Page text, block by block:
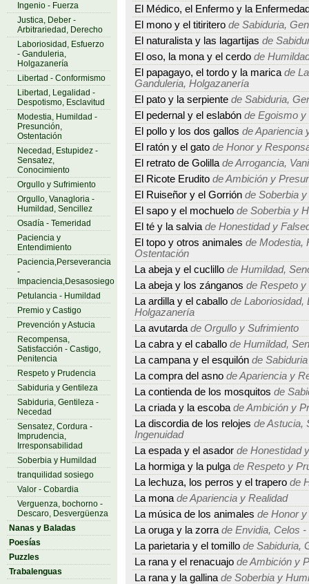
Ingenio - Fuerza
Justica, Deber -
Arbitrariedad, Derecho
Laboriosidad, Esfuerzo
- Ganduleria,
Holgazanería
Libertad - Conformismo
Libertad, Legalidad -
Despotismo, Esclavitud
Modestia, Humildad -
Presunción,
Ostentación
Necedad, Estupidez -
Sensatez,
Conocimiento
Orgullo y Sufrimiento
Orgullo, Vanagloria -
Humildad, Sencillez
Osadía - Temeridad
Paciencia y
Entendimiento
Paciencia,Perseverancia
-
Impaciencia,Desasosiego
Petulancia - Humildad
Premio y Castigo
Prevención y Astucia
Recompensa,
Satisfacción - Castigo,
Penitencia
Respeto y Prudencia
Sabiduria y Gentileza
Sabiduria, Gentileza -
Necedad
Sensatez, Cordura -
Imprudencia,
Irresponsabilidad
Soberbia y Humildad
tranquilidad sosiego
Valor - Cobardia
Verguenza, bochorno -
Descaro, Desvergüenza
Nanas y Baladas
Poesías
Puzzles
Trabalenguas
El Médico, el Enfermo y la
El mono y el titiritero de Sabiduria,
El naturalista y las lagartijas de
El oso, la mona y el cerdo de
El papagayo, el tordo y la marica de
Ganduleria, Holgazanería
El pato y la serpiente de Sabiduria,
El pedernal y el eslabón de Egoismo y
El pollo y los dos gallos de Apariencia
El ratón y el gato de Honor y
El retrato de Golilla de Arrogancia,
El Ricote Erudito de Ambición y
El Ruiseñor y el Gorrión de Soberbia
El sapo y el mochuelo de Soberbia y
El té y la salvia de Honestidad y
El topo y otros animales de Modestia,
Ostentación
La abeja y el cuclillo de Humildad,
La abeja y los zánganos de Respeto y
La ardilla y el caballo de Laboriosidad,
Holgazanería
La avutarda de Orgullo y Sufrimiento
La cabra y el caballo de Humildad,
La campana y el esquilón de
La compra del asno de Apariencia y
La contienda de los mosquitos de
La criada y la escoba de Ambición y
La discordia de los relojes de Astucia,
Ingenuidad
La espada y el asador de Honestidad
La hormiga y la pulga de Respeto y
La lechuza, los perros y el trapero de
La mona de Apariencia y Realidad
La música de los animales de Honor
La oruga y la zorra de Envidia, Celos
La parietaria y el tomillo de Sabiduria,
La rana y el renacuajo de Ambición y
La rana y la gallina de Soberbia y